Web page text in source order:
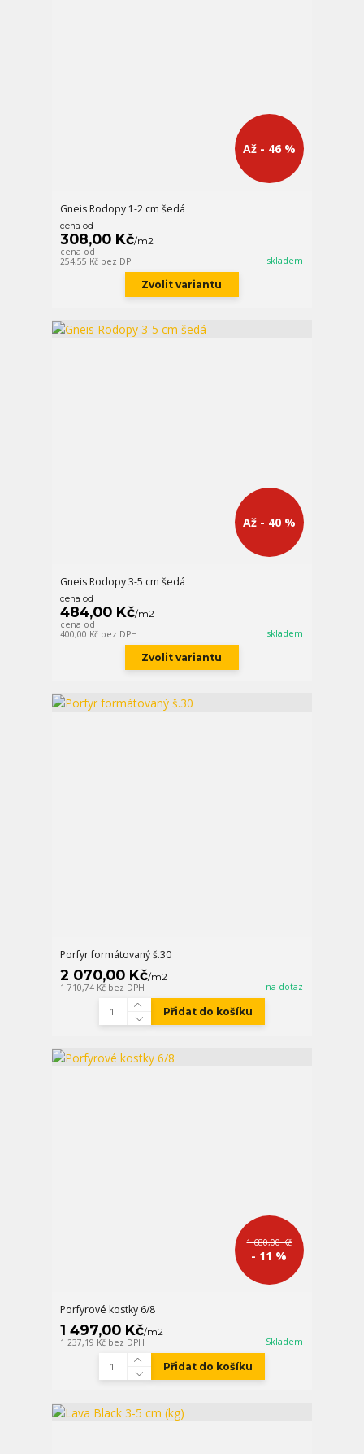
Až - 46 %
Gneis Rodopy 1-2 cm šedá
cena od
308,00 Kč/m2
cena od
254,55 Kč bez DPH skladem
Zvolit variantu
Až - 40 %
Gneis Rodopy 3-5 cm šedá
cena od
484,00 Kč/m2
cena od
400,00 Kč bez DPH skladem
Zvolit variantu
Porfyr formátovaný š.30
2 070,00 Kč/m2
1 710,74 Kč bez DPH na dotaz
Přidat do košíku
1 680,00 Kč
- 11 %
Porfyrové kostky 6/8
1 497,00 Kč/m2
1 237,19 Kč bez DPH Skladem
Přidat do košíku